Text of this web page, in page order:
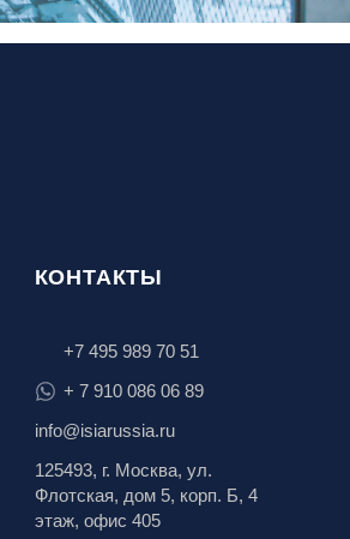
КОНТАКТЫ
+7 495 989 70 51
+ 7 910 086 06 89
info@isiarussia.ru
125493, г. Москва, ул.
Флотская, дом 5, корп. Б, 4
этаж, офис 405